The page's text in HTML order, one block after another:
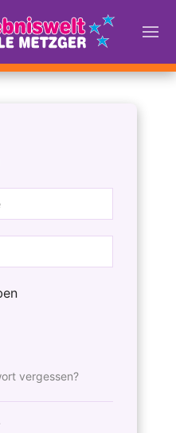
vergessen?